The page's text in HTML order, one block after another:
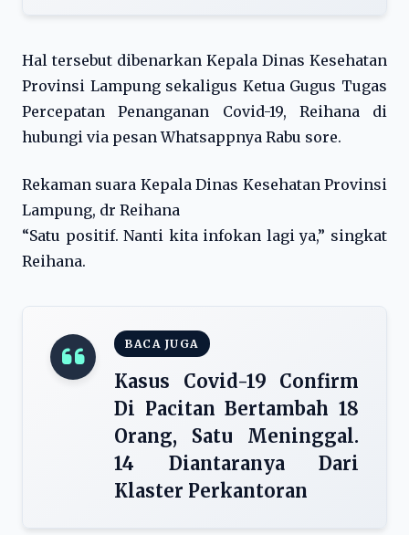
Hal tersebut dibenarkan Kepala Dinas Kesehatan
Provinsi Lampung sekaligus Ketua Gugus Tugas
Percepatan Penanganan Covid-19, Reihana di
hubungi via pesan Whatsappnya Rabu sore.
Rekaman suara Kepala Dinas Kesehatan Provinsi
Lampung, dr Reihana
“Satu positif. Nanti kita infokan lagi ya,” singkat
Reihana.
BACA JUGA
Kasus Covid-19 Confirm
Di Pacitan Bertambah 18
Orang, Satu Meninggal.
14 Diantaranya Dari
Klaster Perkantoran